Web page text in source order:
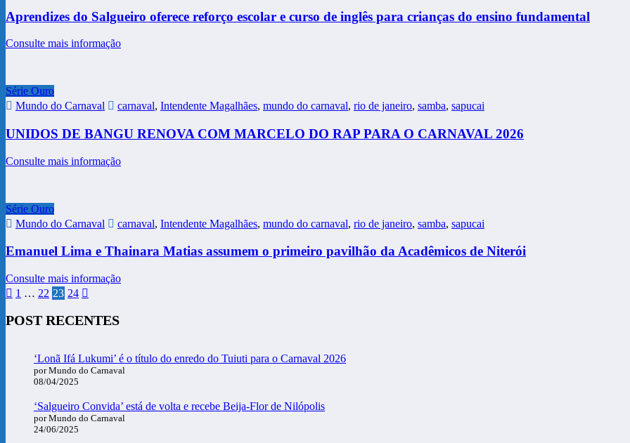
Aprendizes do Salgueiro oferece reforço escolar e curso de inglês para crianças do ensino fundamental
Consulte mais informação
Série Ouro
Mundo do Carnaval
carnaval, Intendente Magalhães, mundo do carnaval, rio de janeiro, samba, sapucai
UNIDOS DE BANGU RENOVA COM MARCELO DO RAP PARA O CARNAVAL 2026
Consulte mais informação
Série Ouro
Mundo do Carnaval
carnaval, Intendente Magalhães, mundo do carnaval, rio de janeiro, samba, sapucai
Emanuel Lima e Thainara Matias assumem o primeiro pavilhão da Acadêmicos de Niterói
Consulte mais informação
Paginação
de
1 … 22 23 24
POST RECENTES
‘Lonã Ifá Lukumi’ é o título do enredo do Tuiuti para o Carnaval 2026
por Mundo do Carnaval
08/04/2025
‘Salgueiro Convida’ está de volta e recebe Beija-Flor de Nilópolis
por Mundo do Carnaval
24/06/2025